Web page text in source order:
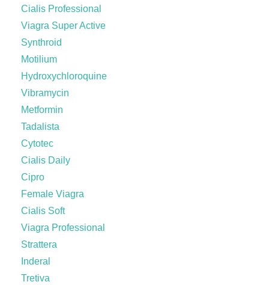
Cialis Professional
Viagra Super Active
Synthroid
Motilium
Hydroxychloroquine
Vibramycin
Metformin
Tadalista
Cytotec
Cialis Daily
Cipro
Female Viagra
Cialis Soft
Viagra Professional
Strattera
Inderal
Tretiva